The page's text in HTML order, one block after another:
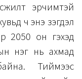
эрчимтэй
ч энэ үзэгдэл
2050 он гэхэд
нэг нь ахмад
Тиймээс